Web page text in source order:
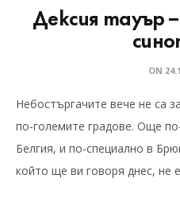
Дексия тауър
ON
Небостъргачите вече не са
по-големите градове. Още
Белгия, и по-специално в
който ще ви говоря днес, не